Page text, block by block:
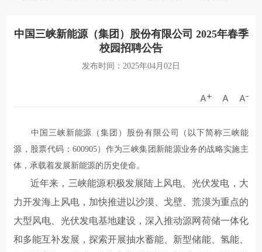
中国三峡新能源（集团）股份有限公司 2025年春季
校园招聘公告
发布时间：2025年04月02日
中国三峡新能源（集团）股份有限公司（以下简称三峡能
源，股票代码：600905）作为三峡集团新能源业务的战略实施主
体，承载着发展新能源的历史使命。
近年来，三峡能源积极发展陆上风电、光伏发电，大
力开发海上风电，加快推进以沙漠、戈壁、荒漠为重点的
大型风电、光伏发电基地建设，深入推动源网荷储一体化
和多能互补发展，探索开展抽水蓄能、新型储能、氢能、